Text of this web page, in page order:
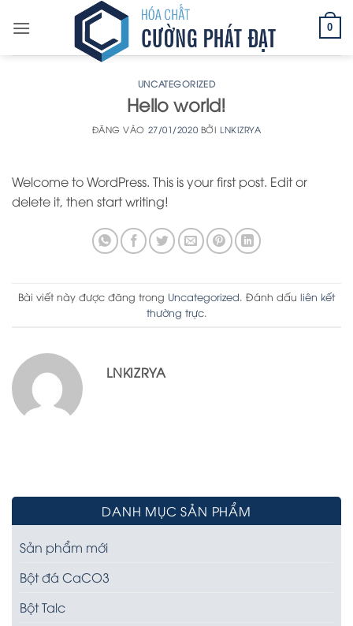
qua
0
DANH MỤC SẢN PHẨM
Sản phẩm mới
Bột đá CaCO3
Bột Talc
UNCATEGORIZED
Hello world!
ĐĂNG VÀO 27/01/2020 BỞI LNKIZRYA
Welcome to WordPress. This is your first post. Edit or
delete it, then start writing!
Bài viết này được đăng trong Uncategorized. Đánh dấu liên kết
thường trực.
LNKIZRYA